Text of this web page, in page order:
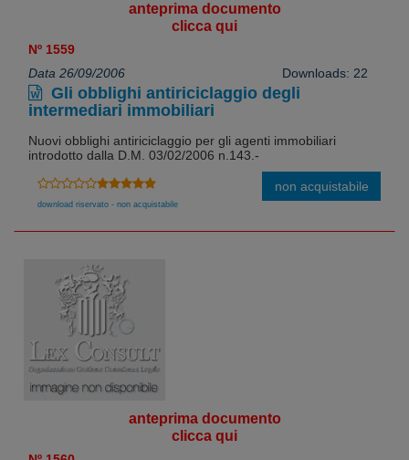
anteprima documento
clicca qui
Nº 1559
Data 26/09/2006
Downloads: 22
Gli obblighi antiriciclaggio degli
intermediari immobiliari
Nuovi obblighi antiriciclaggio per gli agenti immobiliari
introdotto dalla D.M. 03/02/2006 n.143.-
download riservato - non acquistabile
non acquistabile
anteprima documento
clicca qui